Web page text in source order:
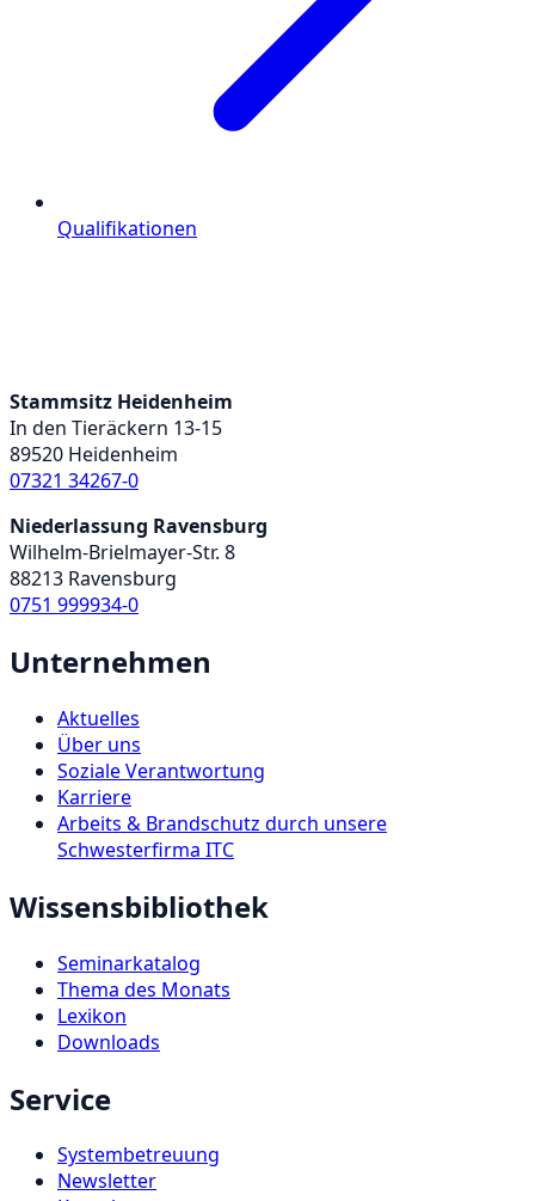
Qualifikationen
Stammsitz Heidenheim
In den Tieräckern 13-15
89520 Heidenheim
07321 34267-0
Niederlassung Ravensburg
Wilhelm-Brielmayer-Str. 8
88213 Ravensburg
0751 999934-0
Unternehmen
Aktuelles
Über uns
Soziale Verantwortung
Karriere
Arbeits & Brandschutz durch unsere
Schwesterfirma ITC
Wissensbibliothek
Seminarkatalog
Thema des Monats
Lexikon
Downloads
Service
Systembetreuung
Newsletter